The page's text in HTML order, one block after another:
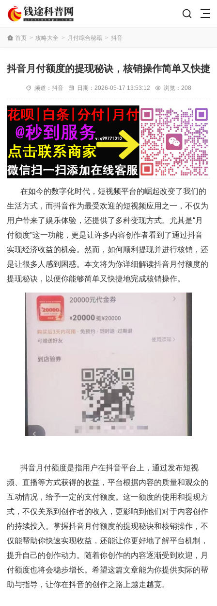
首页 > 攻略大全 > 月付综合秘籍 > 抖音
抖音月付额度的提现秘诀，核销操作简单又快捷
频道： 抖音 日期： 2026-05-17 13:53:12 浏览：208
在如今的数字化时代，短视频平台的崛起改变了我们的
生活方式，而抖音作为最受欢迎的短视频应用之一，不仅为
用户带来了娱乐体验，还提供了多种变现方式。尤其是“月
付额度”这一功能，更是让许多内容创作者看到了通过抖音
实现经济收益的机会。然而，如何顺利提现并进行核销，还
是让很多人感到困惑。本文将为你详细解读抖音月付额度的
提现秘诀，以便你能够简单又快捷地完成核销操作。
抖音月付额度是指用户在抖音平台上，通过发布短视
频、直播等方式获得的收益，平台根据内容的质量和观众的
互动情况，给予一定的支付额度。这一额度的使用和提现方
式，不仅关系到创作者的收入，更影响到他们对于内容创作
的持续投入。 掌握抖音月付额度的提现秘诀和核销操作，不
仅能帮助你快速实现收益，还能让你更好地了解平台机制，
提升自己的创作动力。随着你创作的内容逐渐受到欢迎，月
付额度也将会稳步增长。希望这篇文章能为你提供实际的帮
助与指导，让你在抖音的创作之路上越走越宽。